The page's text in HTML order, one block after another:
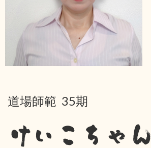
道場師範 35期
けいこちゃん